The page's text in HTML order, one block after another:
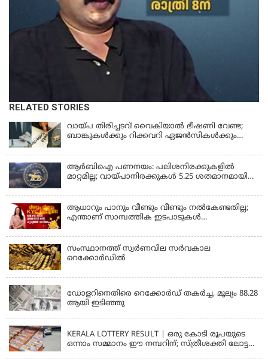
RELATED STORIES
വായ്പ തിരിച്ചടവ് വൈകിയാൽ ഭീഷണി വേണ്ട;
ബാങ്കുകൾക്കും റിക്കവറി ഏജൻസികൾക്കും
ഇഎംഐ മുടങ്ങിയാല്‍ സ്മാര്‍ട്ട് ഫോണ്‍ ലോക്ക്
ആകുമോ? ആര്‍ബിഐയുടെ പുതിയ
നിര്‍ദേശങ്ങള്‍
ആർബിഐ പണനയം: പലിശനിരക്കുകളിൽ
മാറ്റമില്ല; വായ്പാനിരക്കുകൾ 5.25 ശതമാനമായി
ആധാറും പാനും വീണ്ടും വീണ്ടും നൽകേണ്ടതില്ല;
എന്താണ് സാമ്പത്തിക ഇടപാടുകൾ
സംസ്ഥാനത്ത് സ്വര്‍ണവില സര്‍വകാല
റെക്കോര്‍ഡില്‍
ഡോളറിനെതിരെ റെക്കോർഡ് തകർച്ച, മൂല്യം 88.28
ആയി ഇടിഞ്ഞു
KERALA LOTTERY RESULT | ഒരു കോടി രൂപയുടെ
ഒന്നാം സമ്മാനം ഈ നമ്പറിന്; സ്ത്രീശക്തി ലോട്ടറി